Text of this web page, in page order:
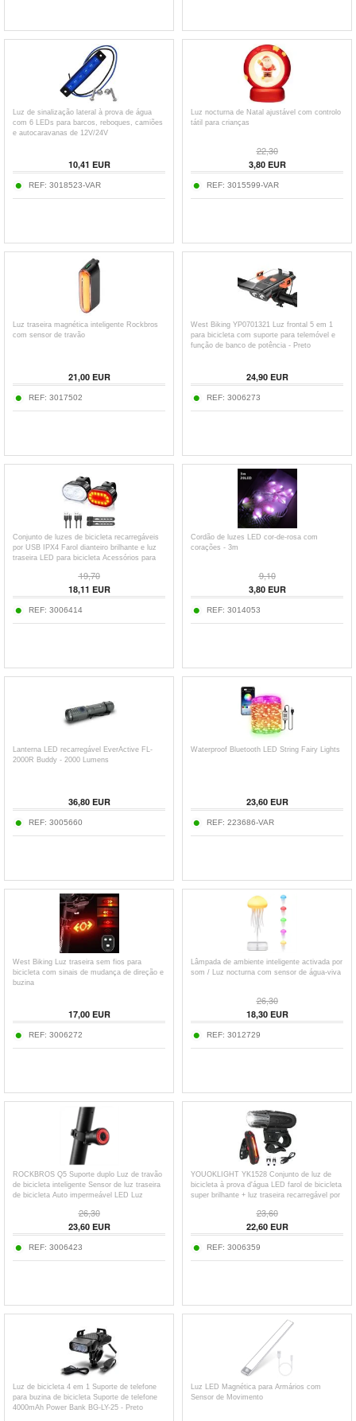
Luz de sinalização lateral à prova de água
com 6 LEDs para barcos, reboques, camiões
e autocaravanas de 12V/24V
10,41 EUR
REF: 3018523-VAR
Luz nocturna de Natal ajustável com controlo
tátil para crianças
22,30
3,80EUR
REF: 3015599-VAR
Luz traseira magnética inteligente Rockbros
com sensor de travão
21,00EUR
REF: 3017502
West Biking YP0701321 Luz frontal 5 em 1
para bicicleta com suporte para telemóvel e
função de banco de potência - Preto
24,90EUR
REF: 3006273
Conjunto de luzes de bicicleta recarregáveis
por USB IPX4 Farol dianteiro brilhante e luz
traseira LED para bicicleta Acessórios para
19,70
18,11 EUR
REF: 3006414
Cordão de luzes LED cor-de-rosa com
corações - 3m
9,10
3,80EUR
REF: 3014053
Lanterna LED recarregável EverActive FL-
2000R Buddy - 2000 Lumens
36,80EUR
REF: 3005660
Waterproof Bluetooth LED String Fairy Lights
23,60EUR
REF: 223686-VAR
West Biking Luz traseira sem fios para
bicicleta com sinais de mudança de direção e
buzina
17,00EUR
REF: 3006272
Lâmpada de ambiente inteligente activada por
som / Luz nocturna com sensor de água-viva
26,30
18,30EUR
REF: 3012729
ROCKBROS Q5 Suporte duplo Luz de travão
de bicicleta inteligente Sensor de luz traseira
de bicicleta Auto impermeável LED Luz
26,30
23,60EUR
REF: 3006423
YOUOKLIGHT YK1528 Conjunto de luz de
bicicleta à prova d'água LED farol de bicicleta
super brilhante + luz traseira recarregável por
23,60
22,60EUR
REF: 3006359
Luz de bicicleta 4 em 1 Suporte de telefone
para buzina de bicicleta Suporte de telefone
4000mAh Power Bank BG-LY-25 - Preto
Luz LED Magnética para Armários com
Sensor de Movimento